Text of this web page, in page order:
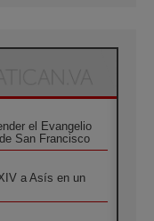
el Evangelio
San Francisco
a Asís en un